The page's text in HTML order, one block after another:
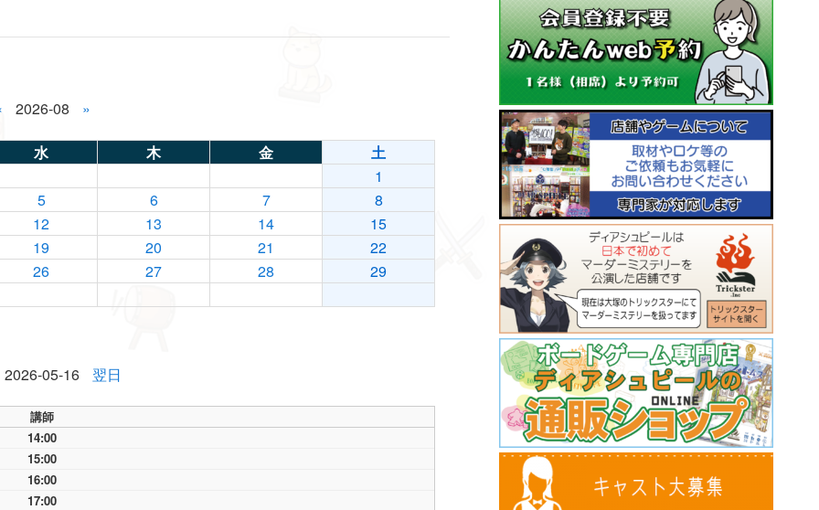
2026-08 »
水 木 金
土
1
5
6 7
8
12
13 14
15
19
20 21
22
26
27 28 29
2026-05-16 翌日
講師
14:00
15:00
16:00
17:00